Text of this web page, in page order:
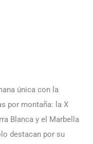
única con la
por montaña: la X
Blanca y el Marbella
destacan por su